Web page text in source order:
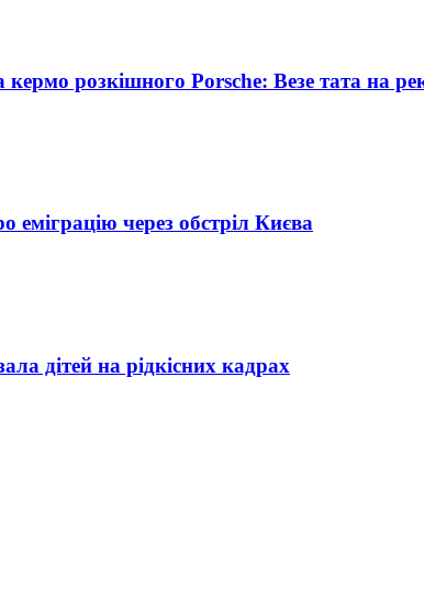
розкішного Porsche: Везе тата на
через обстріл Києва
дітей на рідкісних кадрах